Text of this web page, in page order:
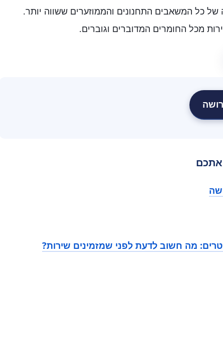
כל המשאבים התחנונים והממוזערים ששווה יותר.
אתכם
מה חשוב לדעת לפני שמזמינים שירות?